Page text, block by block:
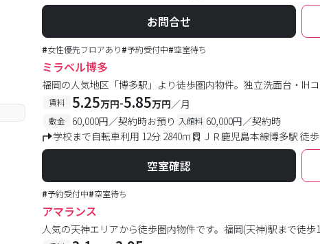
お問合せ
#女性優先フロアあり#予約受付中#空室待ち
ミラベル博多
福岡の人気地区「博多駅」より徒歩圏内物件。独立洗面台・IH
賃料 5.25万円-5.85万円／月
敷金 60,000円／契約時お預り 入館料 60,000円／契約時
学校まで自転車利用 12分 2840m
ＪＲ鹿児島本線博多駅 徒
空室確認
#予約受付中#空室待ち
アマランス
人気の天神エリアから徒歩圏内物件です。福岡(天神)駅まで徒